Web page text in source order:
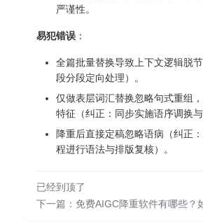
严谨性。
易犯错误：
全篇批量替换导致上下文逻辑脱
段分段定向处理）。
仅做表层词汇替换忽略句式重组
特征（纠正：同步实施语序调换与
降重后直接定稿忽略语病（纠正
程进行语法与排版复核）。
已经到顶了